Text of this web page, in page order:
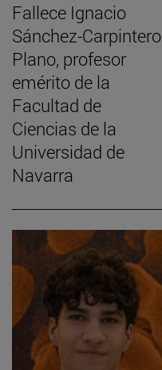
Fallece Ignacio
Sánchez-Carpintero
Plano, profesor
emérito de la
Facultad de
Ciencias de la
Universidad de
Navarra